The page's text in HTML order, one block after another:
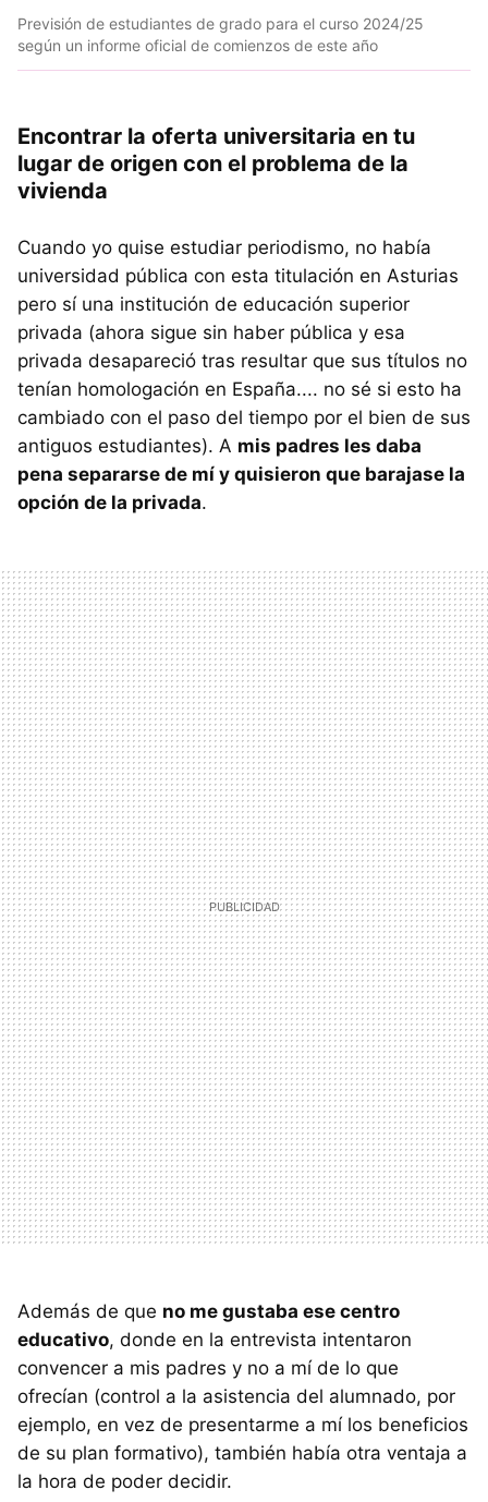
Previsión de estudiantes de grado para el curso 2024/25
según un informe oficial de comienzos de este año
Encontrar la oferta universitaria en tu
lugar de origen con el problema de la
vivienda
Cuando yo quise estudiar periodismo, no había
universidad pública con esta titulación en Asturias
pero sí una institución de educación superior
privada (ahora sigue sin haber pública y esa
privada desapareció tras resultar que sus títulos no
tenían homologación en España.... no sé si esto ha
cambiado con el paso del tiempo por el bien de sus
antiguos estudiantes). A mis padres les daba
pena separarse de mí y quisieron que barajase la
opción de la privada.
Además de que no me gustaba ese centro
educativo, donde en la entrevista intentaron
convencer a mis padres y no a mí de lo que
ofrecían (control a la asistencia del alumnado, por
ejemplo, en vez de presentarme a mí los beneficios
de su plan formativo), también había otra ventaja a
la hora de poder decidir.